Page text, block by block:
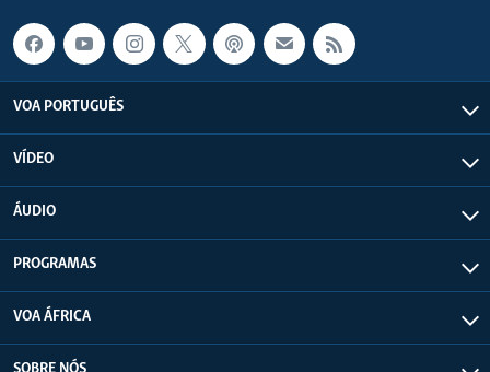
VOA PORTUGUÊS
VÍDEO
ÁUDIO
PROGRAMAS
VOA ÁFRICA